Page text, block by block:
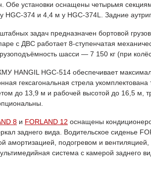
Обе установки оснащены четырьмя
HGC-374 и 4,4 м у HGC-374L. Задние
задач предназначен бортовой
с ДВС работает 8-ступенчатая
шасси — 7 150 кг (при
HANGIL HGC-514 обеспечивает
гексагональная стрела
до 13,9 м и рабочей высотой до 16,5 м,
8 и FORLAND 12 оснащены
заднего вида. Водительское сиденье
амортизацией, подогревом и
система с камерой заднего